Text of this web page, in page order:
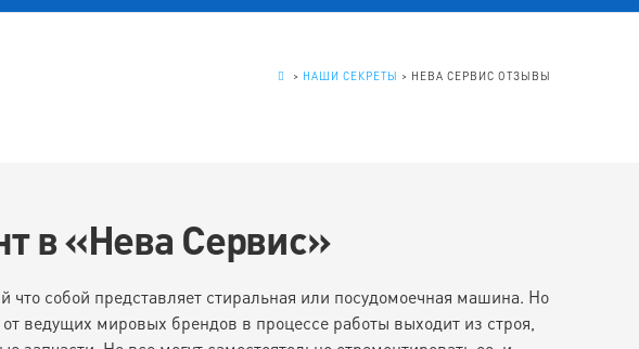
> НАШИ СЕКРЕТЫ > НЕВА СЕРВИС ОТЗЫВЫ
в «Нева Сервис»
собой представляет стиральная или посудомоечная машина. Но
ведущих мировых брендов в процессе работы выходит из строя,